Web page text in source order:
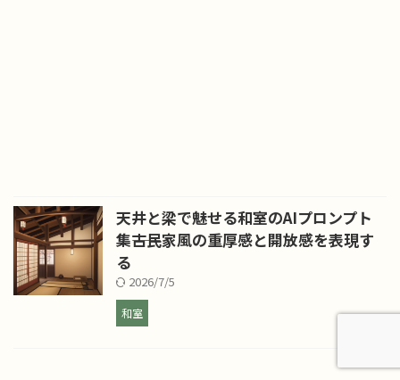
天井と梁で魅せる和室のAIプロンプト
集――古民家風の重厚感と開放感を表現す
る
2026/7/5
和室